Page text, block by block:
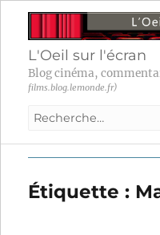
L'Oeil sur l'écran
Blog cinéma,
films.blog.lemonde.fr)
Recherche
:
Étiquette :